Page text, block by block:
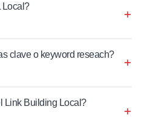
Local?
clave o keyword reseach?
Link Building Local?